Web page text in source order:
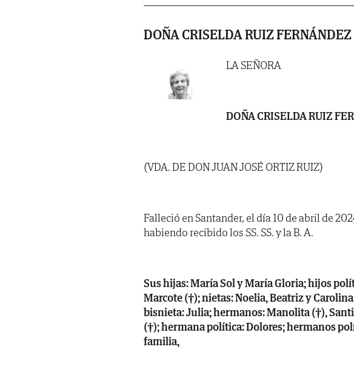
DOÑA CRISELDA RUIZ FERNÁNDEZ
LA SEÑORA
DOÑA CRISELDA RUIZ
(VDA. DE DON JUAN JOSÉ ORTIZ RUIZ)
Falleció en Santander, el día 10 de abril de
habiendo recibido los SS. SS. y la B. A.
Sus hijas: María Sol y María Gloria; hijos
Marcote (†); nietas: Noelia, Beatriz y
bisnieta: Julia; hermanos: Manolita (†),
(†); hermana política: Dolores; hermanos
familia,